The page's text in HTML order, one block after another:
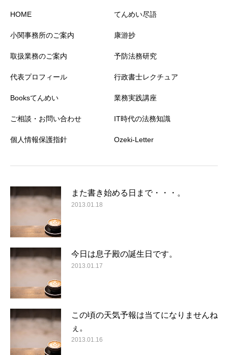
HOME
小関事務所のご案内
取扱業務のご案内
代表プロフィール
Booksてんめい
ご相談・お問い合わせ
個人情報保護指針
てんめい尽語
康游抄
予防法務研究
行政書士レクチュア
業務実践講座
IT時代の法務知識
Ozeki-Letter
また書き始める日まで・・・。
2013.01.18
今日は息子殿の誕生日です。
2013.01.17
この頃の天気予報は当てになりませんね
ぇ。
2013.01.16